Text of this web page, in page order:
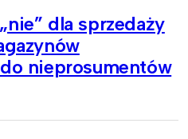
dla sprzedaży
nieprosumentów